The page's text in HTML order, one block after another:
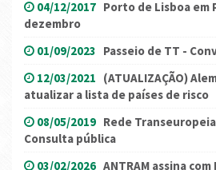
04/12/2017 Porto de Lisboa em
dezembro
01/09/2023 Passeio de TT -
12/03/2021 (ATUALIZAÇÃO)
atualizar a lista de países de risco
08/05/2019 Rede
Consulta pública
03/02/2026 ANTRAM assina com